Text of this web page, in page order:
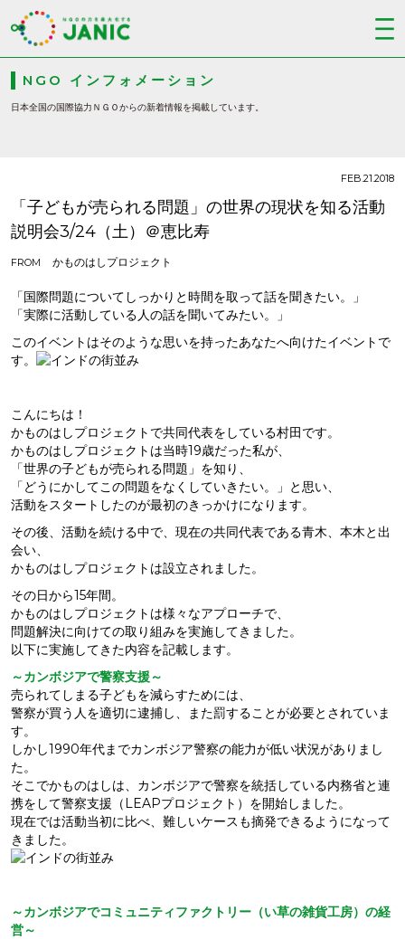
NGO インフォメーション
日本全国の国際協力ＮＧＯからの新着情報を掲載しています。
「子どもが売られる問題」の世界の現状を知る活動
説明会3/24（土）＠恵比寿
FROM かものはしプロジェクト
FEB.21.2018
「国際問題についてしっかりと時間を取って話を聞きたい。」
「実際に活動している人の話を聞いてみたい。」
このイベントはそのような思いを持ったあなたへ向けたイベントで
す。
こんにちは！
かものはしプロジェクトで共同代表をしている村田です。
かものはしプロジェクトは当時19歳だった私が、
「世界の子どもが売られる問題」を知り、
「どうにかしてこの問題をなくしていきたい。」と思い、
活動をスタートしたのが最初のきっかけになります。
その後、活動を続ける中で、現在の共同代表である青木、本木と出
会い、
かものはしプロジェクトは設立されました。
その日から15年間。
かものはしプロジェクトは様々なアプローチで、
問題解決に向けての取り組みを実施してきました。
以下に実施してきた内容を記載します。
～カンボジアで警察支援～
売られてしまる子どもを減らすためには、
警察が買う人を適切に逮捕し、また罰することが必要とされていま
す。
しかし1990年代までカンボジア警察の能力が低い状況がありまし
た。
そこでかものはしは、カンボジアで警察を統括している内務省と連
携をして警察支援（LEAPプロジェクト）を開始しました。
現在では活動当初に比べ、難しいケースも摘発できるようになって
きました。
～カンボジアでコミュニティファクトリー（い草の雑貨工房）の経
営～